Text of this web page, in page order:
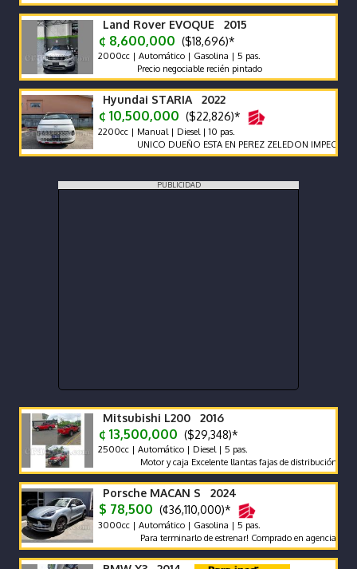
Land Rover EVOQUE 2015
¢ 8,600,000 ($18,696)*
2000cc | Automático | Gasolina | 5 pas.
Precio negociable recién pintado
Hyundai STARIA 2022
¢ 10,500,000 ($22,826)*
2200cc | Manual | Diesel | 10 pas.
UNICO DUEÑO ESTA EN PEREZ ZELEDON IMPECABLE
PUBLICIDAD
Mitsubishi L200 2016
¢ 13,500,000 ($29,348)*
2500cc | Automático | Diesel | 5 pas.
Motor y caja Excelente llantas fajas de distribución y bateria
Porsche MACAN S 2024
$ 78,500 (¢36,110,000)*
3000cc | Automático | Gasolina | 5 pas.
Para terminarlo de estrenar! Comprado en agencia, único